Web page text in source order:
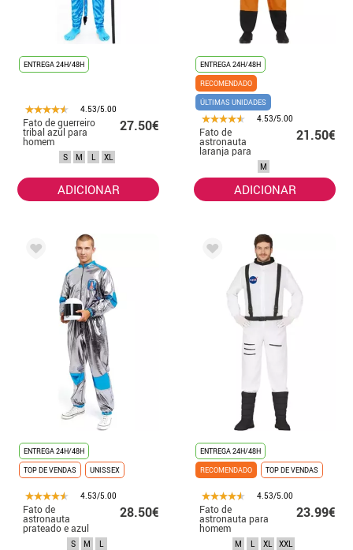
ENTREGA 24H/48H
4.53/5.00
Fato de guerreiro
tribal azul para
homem
27.50€
S M L XL
ADICIONAR
ENTREGA 24H/48H
RECOMENDADO
ÚLTIMAS UNIDADES
4.53/5.00
Fato de
astronauta
laranja para
homem
21.50€
M
ADICIONAR
ENTREGA 24H/48H
TOP DE VENDAS
UNISSEX
4.53/5.00
Fato de
astronauta
prateado e azul
para adulto
28.50€
S M L
ENTREGA 24H/48H
RECOMENDADO
TOP DE VENDAS
4.53/5.00
Fato de
astronauta para
homem
23.99€
M L XL XXL